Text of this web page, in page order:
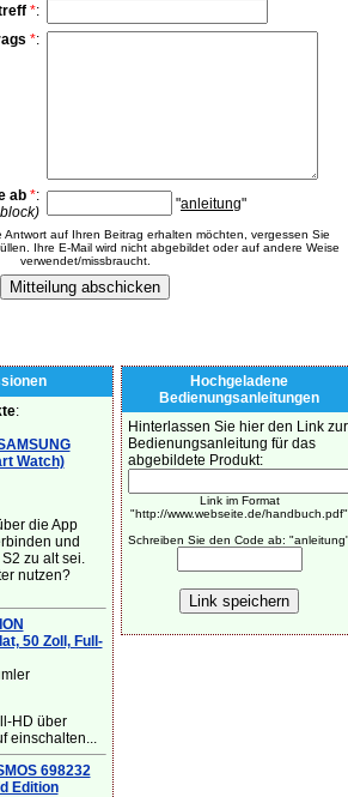
*:
*:
ab *:
"anleitung"
Antwort auf Ihren Beitrag erhalten möchten, vergessen Sie
Ihre E-Mail wird nicht abgebildet oder auf andere Weise
verwendet/missbraucht.
:
Watch)
die App
und
zu alt sei.
nutzen?
50 Zoll, Full-
HD über
einschalten...
698232
Edition
Hochgeladene
Bedienungsanleitungen
Hinterlassen Sie hier den Link zur
Bedienungsanleitung für das
abgebildete Produkt:
Link im Format
"http://www.webseite.de/handbuch.pdf"
Schreiben Sie den Code ab: